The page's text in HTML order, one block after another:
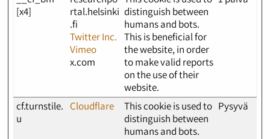
[x4]
rtal.helsinki
.fi
Twitter Inc.
Vimeo
x.com
distinguish between
humans and bots.
This is beneficial for
the website, in order
to make valid reports
on the use of their
website.
cf.turnstile.
u
Cloudflare
This cookie is used to
distinguish between
humans and bots.
Pysyvä